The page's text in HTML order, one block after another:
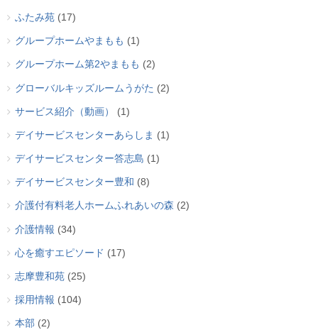
ふたみ苑 (17)
グループホームやまもも (1)
グループホーム第2やまもも (2)
グローバルキッズルームうがた (2)
サービス紹介（動画） (1)
デイサービスセンターあらしま (1)
デイサービスセンター答志島 (1)
デイサービスセンター豊和 (8)
介護付有料老人ホームふれあいの森 (2)
介護情報 (34)
心を癒すエピソード (17)
志摩豊和苑 (25)
採用情報 (104)
本部 (2)